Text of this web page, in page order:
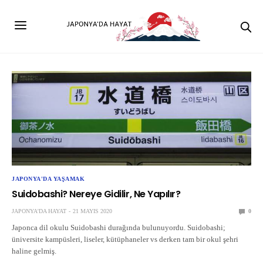
JAPONYA'DA YAŞAMAK
Suidobashi? Nereye Gidilir, Ne Yapılır?
JAPONYA'DA HAYAT 21 MAYIS 2020 0
Japonca dil okulu Suidobashi durağında bulunuyordu. Suidobashi;
üniversite kampüsleri, liseler, kütüphaneler vs derken tam bir okul şehri
haline gelmiş.